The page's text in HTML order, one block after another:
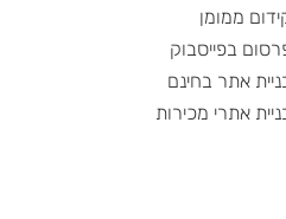
בפייסבוק
בחינם